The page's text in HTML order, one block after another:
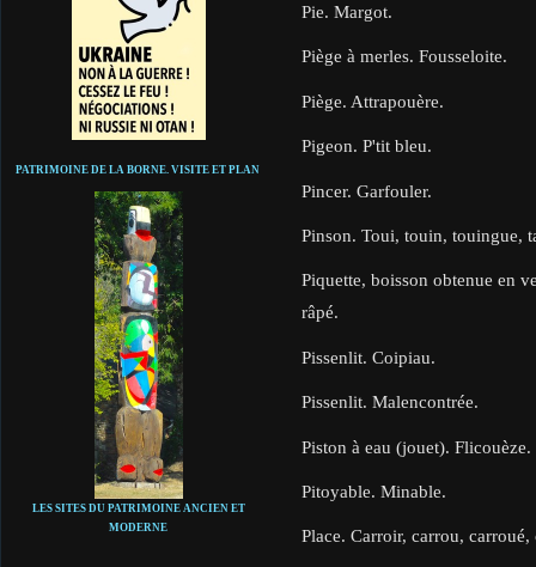
PATRIMOINE DE LA BORNE. VISITE ET PLAN
LES SITES DU PATRIMOINE ANCIEN ET
MODERNE
Pie. Margot.
Piège à merles. Fousseloite.
Piège. Attrapouère.
Pigeon. P'tit bleu.
Pincer. Garfouler.
Pinson. Toui, touin, touingue,
Piquette, boisson obtenue en
râpé.
Pissenlit. Coipiau.
Pissenlit. Malencontrée.
Piston à eau (jouet). Flicouèze.
Pitoyable. Minable.
Place. Carroir, carrou, carroué,